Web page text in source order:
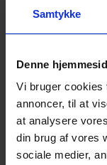
Samtykke
Denne
Vi bruger cookies
annoncer, til at
at analysere
din brug af vores
sociale medier,
1362
Tlf.:33 32 31 21